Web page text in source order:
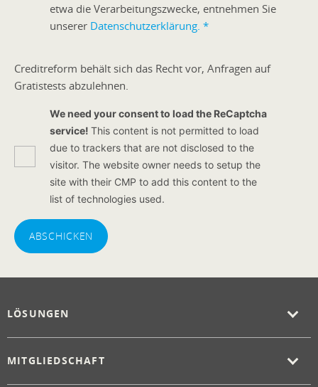
etwa die Verarbeitungszwecke, entnehmen Sie
unserer Datenschutzerklärung. *
Creditreform behält sich das Recht vor, Anfragen auf
Gratistests abzulehnen.
We need your consent to load the ReCaptcha
service! This content is not permitted to load
due to trackers that are not disclosed to the
visitor. The website owner needs to setup the
site with their CMP to add this content to the
list of technologies used.
ABSCHICKEN
LÖSUNGEN
MITGLIEDSCHAFT